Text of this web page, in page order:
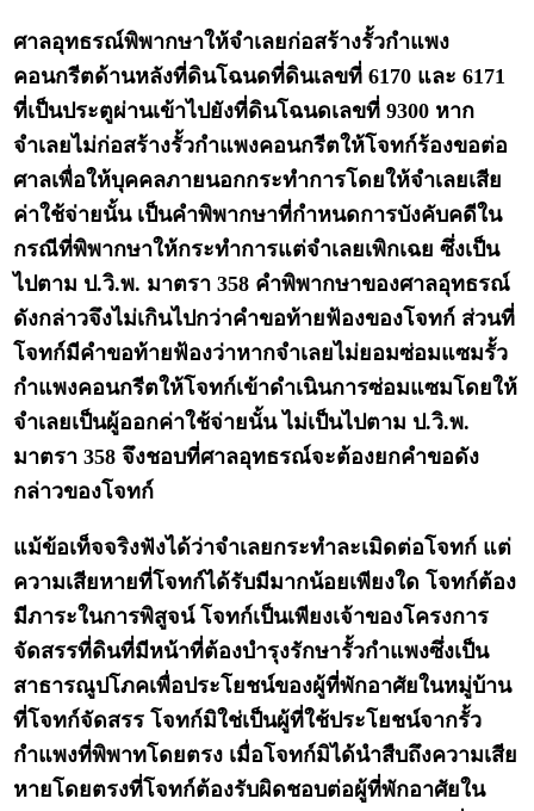
ศาลอุทธรณ์พิพากษาให้จำเลยก่อสร้างรั้วกำแพง
คอนกรีตด้านหลังที่ดินโฉนดที่ดินเลขที่ 6170 และ 6171
ที่เป็นประตูผ่านเข้าไปยังที่ดินโฉนดเลขที่ 9300 หาก
จำเลยไม่ก่อสร้างรั้วกำแพงคอนกรีตให้โจทก์ร้องขอต่อ
ศาลเพื่อให้บุคคลภายนอกกระทำการโดยให้จำเลยเสีย
ค่าใช้จ่ายนั้น เป็นคำพิพากษาที่กำหนดการบังคับคดีใน
กรณีที่พิพากษาให้กระทำการแต่จำเลยเพิกเฉย ซึ่งเป็น
ไปตาม ป.วิ.พ. มาตรา 358 คำพิพากษาของศาลอุทธรณ์
ดังกล่าวจึงไม่เกินไปกว่าคำขอท้ายฟ้องของโจทก์ ส่วนที่
โจทก์มีคำขอท้ายฟ้องว่าหากจำเลยไม่ยอมซ่อมแซมรั้ว
กำแพงคอนกรีตให้โจทก์เข้าดำเนินการซ่อมแซมโดยให้
จำเลยเป็นผู้ออกค่าใช้จ่ายนั้น ไม่เป็นไปตาม ป.วิ.พ.
มาตรา 358 จึงชอบที่ศาลอุทธรณ์จะต้องยกคำขอดัง
กล่าวของโจทก์
แม้ข้อเท็จจริงฟังได้ว่าจำเลยกระทำละเมิดต่อโจทก์ แต่
ความเสียหายที่โจทก์ได้รับมีมากน้อยเพียงใด โจทก์ต้อง
มีภาระในการพิสูจน์ โจทก์เป็นเพียงเจ้าของโครงการ
จัดสรรที่ดินที่มีหน้าที่ต้องบำรุงรักษารั้วกำแพงซึ่งเป็น
สาธารณูปโภคเพื่อประโยชน์ของผู้ที่พักอาศัยในหมู่บ้าน
ที่โจทก์จัดสรร โจทก์มิใช่เป็นผู้ที่ใช้ประโยชน์จากรั้ว
กำแพงที่พิพาทโดยตรง เมื่อโจทก์มิได้นำสืบถึงความเสีย
หายโดยตรงที่โจทก์ต้องรับผิดชอบต่อผู้ที่พักอาศัยใน